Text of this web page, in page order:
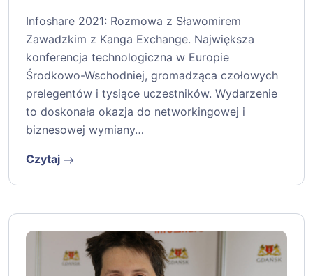
Infoshare 2021: Rozmowa z Sławomirem
Zawadzkim z Kanga Exchange. Największa
konferencja technologiczna w Europie
Środkowo-Wschodniej, gromadząca czołowych
prelegentów i tysiące uczestników. Wydarzenie
to doskonała okazja do networkingowej i
biznesowej wymiany…
Czytaj